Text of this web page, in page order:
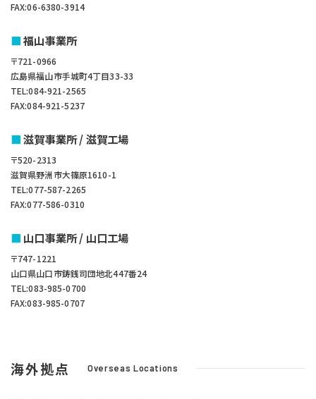
FAX:06-6380-3914
福山事業所
〒721-0966
広島県福山市手城町4丁目33-33
TEL:084-921-2565
FAX:084-921-5237
滋賀事業所 / 滋賀工場
〒520-2313
滋賀県野洲市大篠原1610-1
TEL:077-587-2265
FAX:077-586-0310
山口事業所 / 山口工場
〒747-1221
山口県山口市鋳銭司団地北447番24
TEL:083-985-0700
FAX:083-985-0707
海外拠点 Overseas Locations